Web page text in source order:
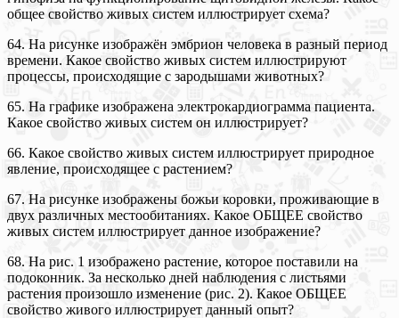
общее свойство живых систем иллюстрирует схема?
64. На рисунке изображён эмбрион человека в разный период
времени. Какое свойство живых систем иллюстрируют
процессы, происходящие с зародышами животных?
65. На графике изображена электрокардиограмма пациента.
Какое свойство живых систем он иллюстрирует?
66. Какое свойство живых систем иллюстрирует природное
явление, происходящее с растением?
67. На рисунке изображены божьи коровки, проживающие в
двух различных местообитаниях. Какое ОБЩЕЕ свойство
живых систем иллюстрирует данное изображение?
68. На рис. 1 изображено растение, которое поставили на
подоконник. За несколько дней наблюдения с листьями
растения произошло изменение (рис. 2). Какое ОБЩЕЕ
свойство живого иллюстрирует данный опыт?